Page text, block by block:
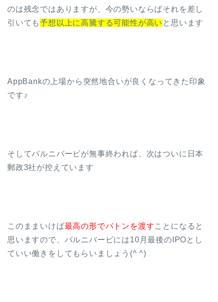
のは残念ではありますが、今の勢いならばそれを差し
引いても予想以上に高騰する可能性が高い と思います
AppBankの上場から突然地合いが良くなってきた印象
です♪
そしてバルニバービが無事終われば、次はついに日本
郵政3社が控えています
このままいけば最高の形でバトンを渡すことになると
思いますので、バルニバービには10月最後のIPOとし
ていい働きをしてもらいましょう(^ ^)